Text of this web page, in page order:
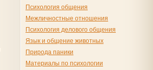
Психология общения
Межличностные отношения
Психология делового общения
Язык и общение животных
Природа паники
Материалы по психологии